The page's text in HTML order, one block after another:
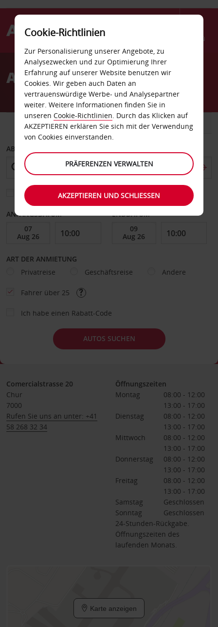
Menü
AvisAutovermietung Chur
FAHRZEUG TRANSPORTER
ABHOLEN VON
Eine andere Rückgabestation auswählen
ANFANGSDATUM ENDDATUM
ART DER ANMIETUNG
Privatreise
Geschäftsreise Andere
Fahrer über 25
Ich habe einen Rabatt-Code
AUTOS SUCHEN
Comercialstrasse 20
Chur
7000
Rufen Sie uns an unter: +41
58 268 32 34
Öffnungszeiten
Montag
08:00 - 12:00
13:00 - 17:00
Dienstag
08:00 - 12:00
13:00 - 17:00
Mittwoch
08:00 - 12:00
13:00 - 17:00
Donnerstag
08:00 - 12:00
13:00 - 17:00
Freitag
08:00 - 12:00
13:00 - 17:00
Samstag
Geschlossen
Sonntag
Geschlossen
24-Stunden-Rückgabe.
Öffnungszeiten des
laufenden Monats.
Karte anzeigen
Cookie-Richtlinien
Zur Personalisierung unserer Angebote, zu
Analysezwecken und zur Optimierung Ihrer
Erfahrung auf unserer Website benutzen wir
Cookies. Wir geben auch Daten an
vertrauenswürdige Werbe- und Analysepartner
weiter. Weitere Informationen finden Sie in
unseren Cookie-Richtlinien. Durch das Klicken auf
AKZEPTIEREN erklären Sie sich mit der Verwendung
von Cookies einverstanden.
PRÄFERENZEN VERWALTEN
AKZEPTIEREN UND SCHLIESSEN